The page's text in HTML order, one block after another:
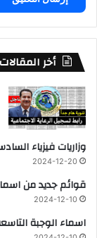
أخر المقالات
وزاريات فيزياء
2024-12-20
قوائم جديد من
2024-12-10
اسماء الوجبة التاسعة